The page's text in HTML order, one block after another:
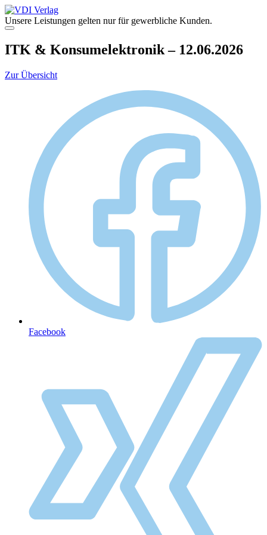
Zum
Inhalt
springen
Unsere Leistungen gelten nur für gewerbliche Kunden.
Menü
ITK & Konsumelektronik – 12.06.2026
Zur Übersicht
Facebook